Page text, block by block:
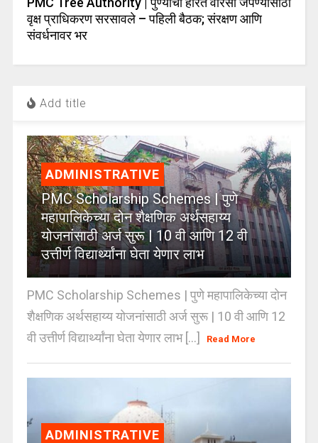
वृक्ष प्राधिकरण सरसावले – पहिली बैठक; संरक्षण आणि
संवर्धनावर भर
Add title
ADMINISTRATIVE
PMC Scholarship Schemes | पुणे
महापालिकेच्या दोन शैक्षणिक अर्थसहाय्य
योजनांसाठी अर्ज सुरू | 10 वी आणि 12 वी
उत्तीर्ण विद्यार्थ्यांना घेता येणार लाभ
PMC Scholarship Schemes | पुणे महापालिकेच्या दोन
शैक्षणिक अर्थसहाय्य योजनांसाठी अर्ज सुरू | 10 वी आणि 12
वी उत्तीर्ण विद्यार्थ्यांना घेता येणार लाभ [...]
Read More
ADMINISTRATIVE